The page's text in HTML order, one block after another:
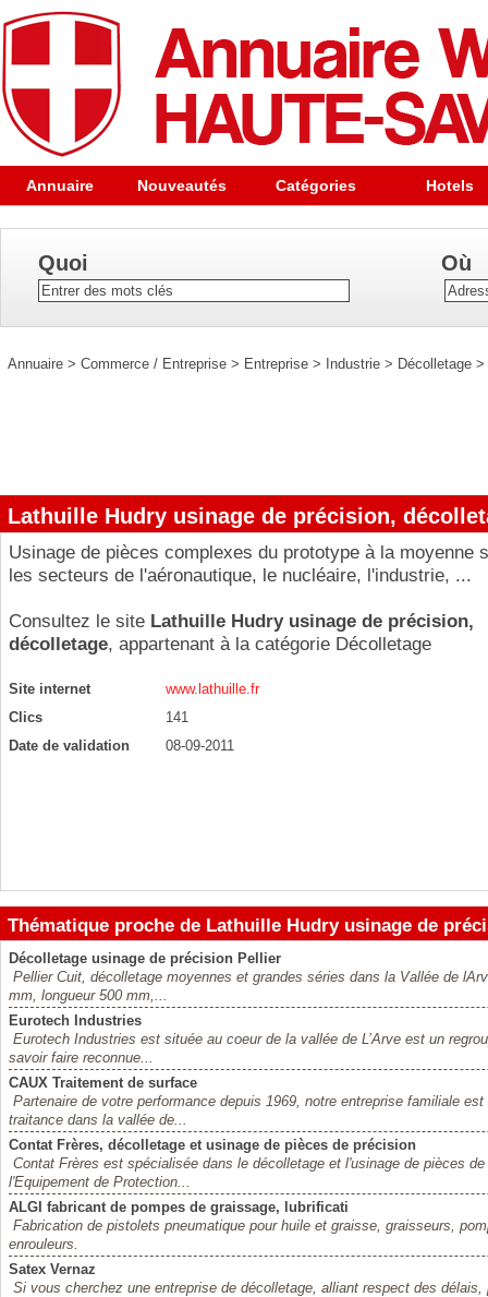
Annuaire Nouveautés Catégories Hotels
Quoi Où
Annuaire > Commerce / Entreprise > Entreprise > Industrie > Décolletage >
Lathuille Hudry usinage de précision,
Usinage de pièces complexes du prototype à la moyenne
les secteurs de l'aéronautique, le nucléaire, l'industrie, ...
Consultez le site Lathuille Hudry usinage de précision,
décolletage, appartenant à la catégorie Décolletage
Site internet
www.lathuille.fr
Clics
141
Date de validation
08-09-2011
Thématique proche de Lathuille Hudry usinage de
Décolletage usinage de précision Pellier
Pellier Cuit, décolletage moyennes et grandes séries dans la Vallée de
mm, longueur 500 mm,...
Eurotech Industries
Eurotech Industries est située au coeur de la vallée de L’Arve est un
savoir faire reconnue...
CAUX Traitement de surface
Partenaire de votre performance depuis 1969, notre entreprise familiale
traitance dans la vallée de...
Contat Frères, décolletage et usinage de pièces de précision
Contat Frères est spécialisée dans le décolletage et l'usinage de pièces
l'Equipement de Protection...
ALGI fabricant de pompes de graissage, lubrificati
Fabrication de pistolets pneumatique pour huile et graisse, graisseurs,
enrouleurs.
Satex Vernaz
Si vous cherchez une entreprise de décolletage, alliant respect des